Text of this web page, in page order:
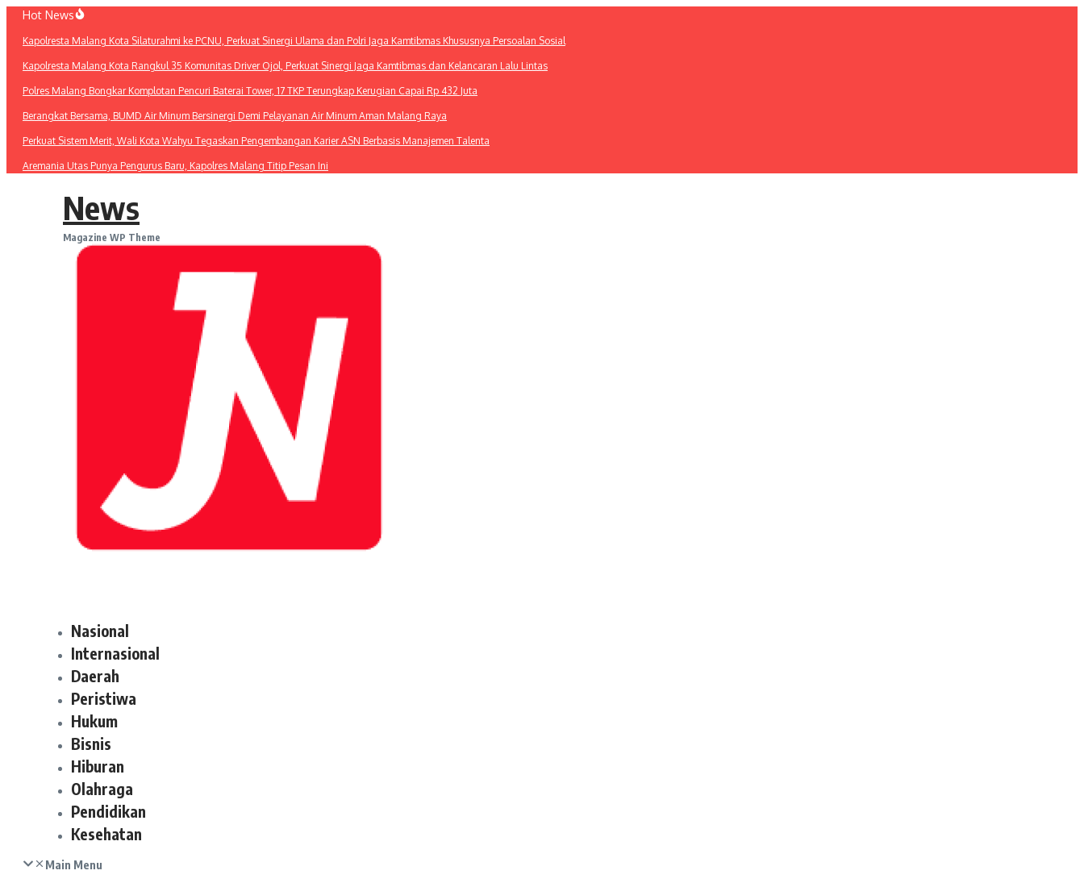
Lewati
konten
Hot News
Kapolresta Malang Kota Silaturahmi ke PCNU, Perkuat Sinergi Ulama dan Polri Jaga Kamtibmas Khususnya Persoalan Sosial
Kapolresta Malang Kota Rangkul 35 Komunitas Driver Ojol, Perkuat Sinergi Jaga Kamtibmas dan Kelancaran Lalu Lintas
Polres Malang Bongkar Komplotan Pencuri Baterai Tower, 17 TKP Terungkap Kerugian Capai Rp 432 Juta
Berangkat Bersama, BUMD Air Minum Bersinergi Demi Pelayanan Air Minum Aman Malang Raya
Perkuat Sistem Merit, Wali Kota Wahyu Tegaskan Pengembangan Karier ASN Berbasis Manajemen Talenta
Aremania Utas Punya Pengurus Baru, Kapolres Malang Titip Pesan Ini
News
Magazine WP Theme
Nasional
Internasional
Daerah
Peristiwa
Hukum
Bisnis
Hiburan
Olahraga
Pendidikan
Kesehatan
Main Menu